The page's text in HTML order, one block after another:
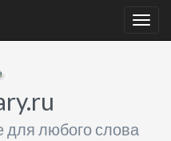
любого слова